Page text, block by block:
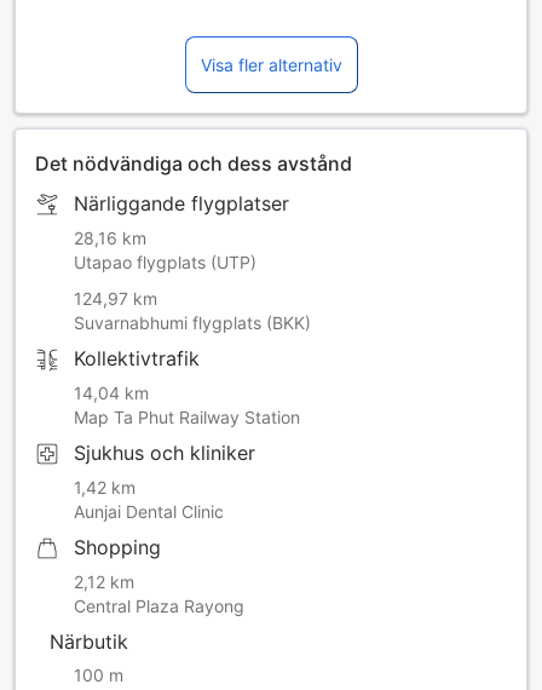
Visa fler alternativ
Det nödvändiga och dess avstånd
Närliggande flygplatser
28,16 km
Utapao flygplats (UTP)
124,97 km
Suvarnabhumi flygplats (BKK)
Kollektivtrafik
14,04 km
Map Ta Phut Railway Station
Sjukhus och kliniker
1,42 km
Aunjai Dental Clinic
Shopping
2,12 km
Central Plaza Rayong
Närbutik
100 m